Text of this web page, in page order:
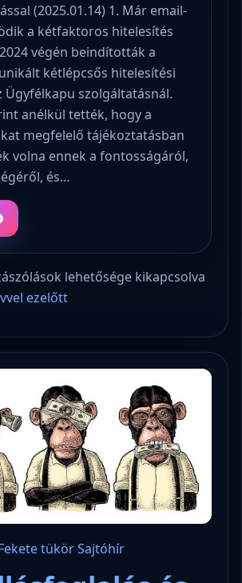
(2025.01.14) 1. Már email-
a kétfaktoros hitelesítés
végén beindították a
kétlépcsős hitelesítési
Ügyfélkapu szolgáltatásnál.
anélkül tették, hogy a
megfelelő tájékoztatásban
volna ennek a fontosságáról,
és…
lehetősége kikapcsolva
ezelőtt
tükörSajtóhír